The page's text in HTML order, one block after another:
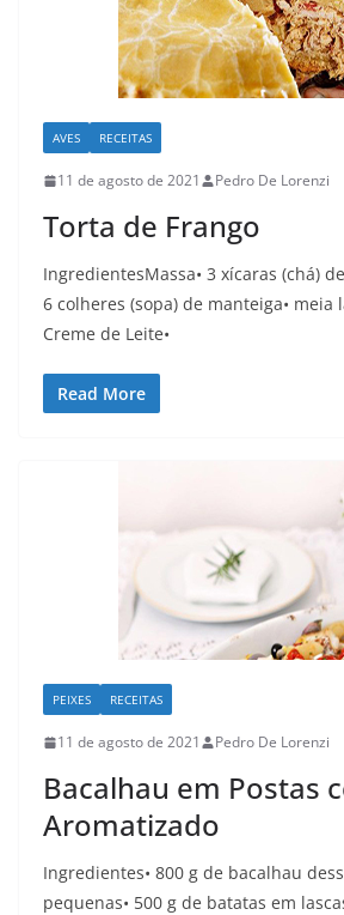
AVES RECEITAS
11 de agosto de 2021 Pedro De Lorenzi
Torta de Frango
IngredientesMassa• 3 xícaras (chá)
6 colheres (sopa) de manteiga• meia
Creme de Leite•
Read More
PEIXES RECEITAS
11 de agosto de 2021 Pedro De Lorenzi
Bacalhau em Postas
Aromatizado
Ingredientes• 800 g de bacalhau
pequenas• 500 g de batatas em